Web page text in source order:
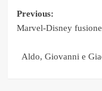
Post
Previous:
Marvel-Disney
Aldo, Giovanni e